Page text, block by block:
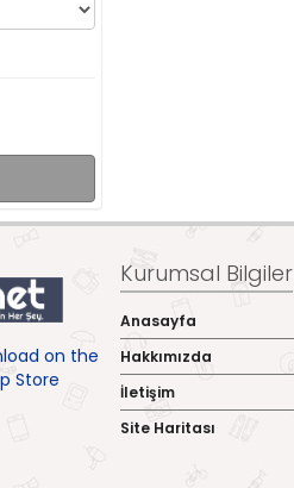
Kurumsal Bilgiler
Anasayfa
Hakkımızda
İletişim
Site Haritası